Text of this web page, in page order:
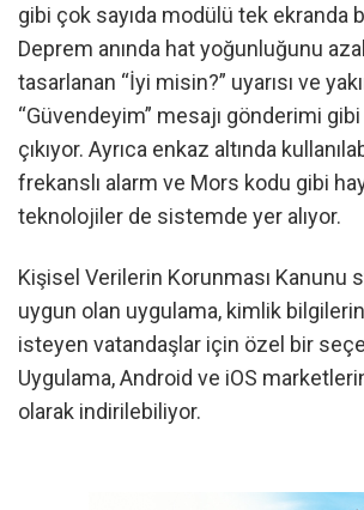
gibi çok sayıda modülü tek ekranda
Deprem anında hat yoğunluğunu
tasarlanan “İyi misin?” uyarısı ve
“Güvendeyim” mesajı gönderimi
çıkıyor. Ayrıca enkaz altında
frekanslı alarm ve Mors kodu gibi
teknolojiler de sistemde yer alıyor.
Kişisel Verilerin Korunması Kanunu
uygun olan uygulama, kimlik
isteyen vatandaşlar için özel bir
Uygulama, Android ve iOS
olarak indirilebiliyor.